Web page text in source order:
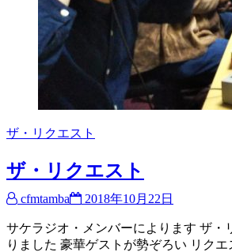
ザ・リクエスト
ザ・リクエスト
cfmtamba 2018年10月22日
サケラジオ・メンバーによります ザ・
りました 豪華ゲストが勢ぞろい リク